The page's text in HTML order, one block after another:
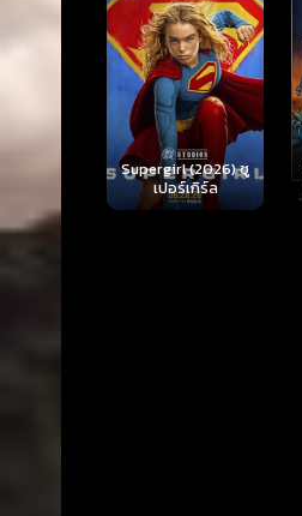
Masters of the
Universe (2026)
นักรบเจ้าจักรวาล